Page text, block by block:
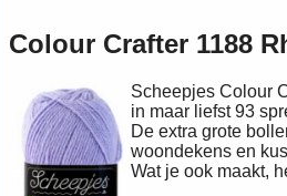
Colour Crafter 1188
Scheepjes Colour
in maar liefst 93
De extra grote
woondekens en
Wat je ook maakt,